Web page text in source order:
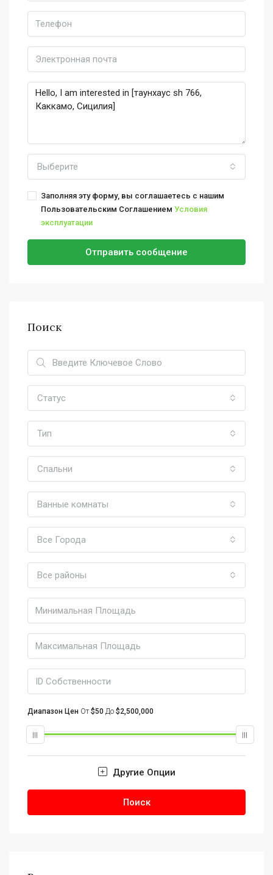
Выберите
Заполняя эту форму, вы соглашаетесь с нашим
Пользовательским Соглашением Условия
эксплуатации
Отправить сообщение
Поиск
Статус
Тип
Спальни
Ванные комнаты
Все Города
Все районы
Диапазон Цен От$50 До $2,500,000
Другие Опции
Поиск